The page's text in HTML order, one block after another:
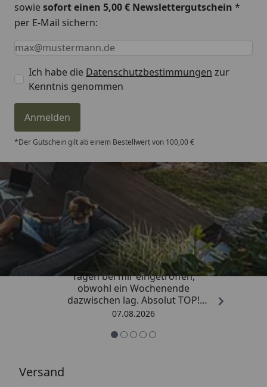
sowiesofort einen 5,00 € Newslettergutschein *
per E-Mail sichern:
Keine Eingabe erforderlich
Eingabe erforderlich
E-Mail *
Ich habe die Datenschutzbestimmungen zur
Kenntnis genommen
Anmelden
*Der Gutschein gilt ab einem Bestellwert von 100,00 €
Trusted Shops
4,81/ 5
„Die Bestellung ist innerhalb von 4
Tagen bei mir eingetroffen,
obwohl ein Wochenende
dazwischen lag. Absolut TOP!
Sicherlich nicht die letzte
so.“
07.08.2026
Versand